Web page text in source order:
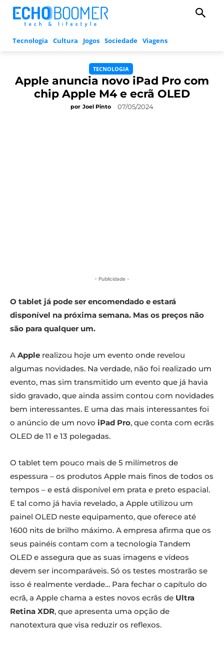
Tecnologia Cultura Jogos Sociedade Viagens
TECNOLOGIA
Apple anuncia novo iPad Pro com
chip Apple M4 e ecrã OLED
por Joel Pinto 07/05/2024
- Publicidade -
O tablet já pode ser encomendado e estará
disponível na próxima semana. Mas os preços não
são para qualquer um.
A Apple realizou hoje um evento onde revelou
algumas novidades. Na verdade, não foi realizado um
evento, mas sim transmitido um evento que já havia
sido gravado, que ainda assim contou com novidades
bem interessantes. E uma das mais interessantes foi
o anúncio de um novo iPad Pro, que conta com ecrãs
OLED de 11 e 13 polegadas.
O tablet tem pouco mais de 5 milímetros de
espessura – os produtos Apple mais finos de todos os
tempos – e está disponível em prata e preto espacial.
E tal como já havia revelado, a Apple utilizou um
painel OLED neste equipamento, que oferece até
1600 nits de brilho máximo. A empresa afirma que os
seus painéis contam com a tecnologia Tandem
OLED e assegura que as suas imagens e vídeos
devem ser incomparáveis. Só os testes mostrarão se
isso é realmente verdade… Para fechar o capítulo do
ecrã, a Apple chama a estes novos ecrãs de Ultra
Retina XDR, que apresenta uma opção de
nanotextura que visa reduzir os reflexos.